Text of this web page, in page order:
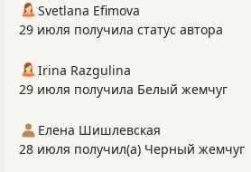
Svetlana Efimova
29 июля получила статус автора
Irina Razgulina
29 июля получила Белый жемчуг
Елена Шишлевская
28 июля получил(а) Черный жемчуг